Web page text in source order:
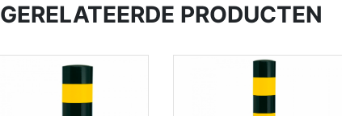
GERELATEERDE PRODUCTEN